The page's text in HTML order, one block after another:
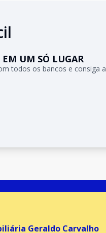
UM SÓ LUGAR
todos os bancos e consiga a
Geraldo Carvalho